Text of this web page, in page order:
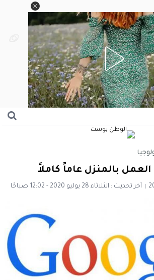
بالمنزل عاماً كاملاً
آخر تحديث : الثلاثاء 28 يوليو 2020 - 12:02 صباحًا